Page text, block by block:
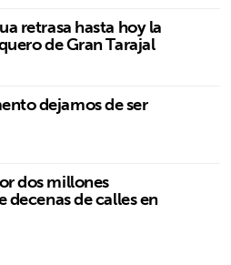
retrasa hasta hoy la
de Gran Tarajal
dejamos de ser
dos millones
decenas de calles en